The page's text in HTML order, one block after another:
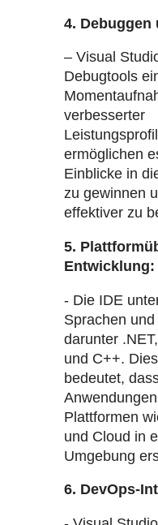
4. Debuggen
– Visual
Debugtools
verbesserter
ermöglichen
Einblicke in
zu gewinnen
effektiver zu
5.
Entwicklung:
- Die IDE
Sprachen
darunter
und C++.
bedeutet,
Plattformen
und Cloud in
Umgebung
6. DevOps-